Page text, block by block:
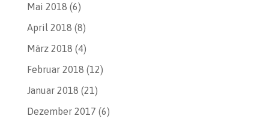
Mai 2018 (6)
April 2018 (8)
März 2018 (4)
Februar 2018 (12)
Januar 2018 (21)
Dezember 2017 (6)